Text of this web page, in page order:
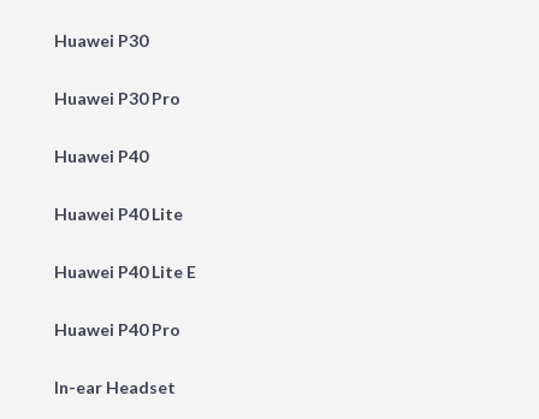
Huawei P30
Huawei P30 Pro
Huawei P40
Huawei P40 Lite
Huawei P40 Lite E
Huawei P40 Pro
In-ear Headset